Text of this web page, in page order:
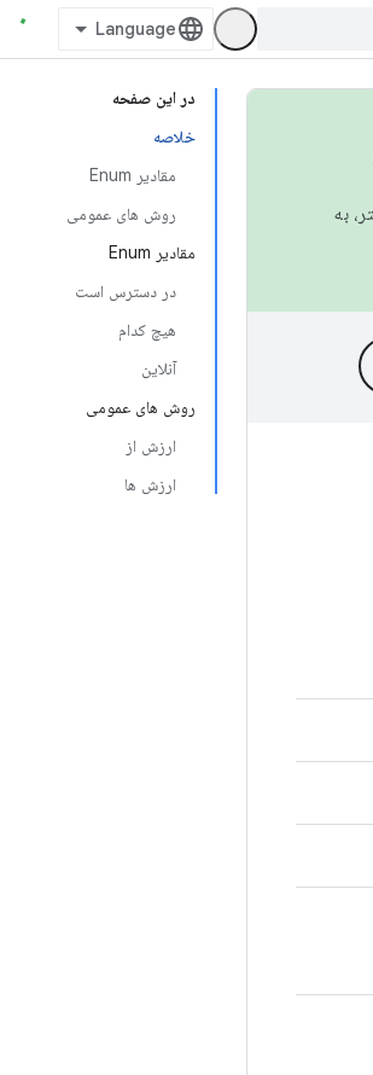
در این صفحه
خلاصه
مقادیر Enum
روش های عمومی
مقادیر Enum
در دسترس است
هیچ کدام
آنلاین
روش های عمومی
ارزش از
ارزش ها